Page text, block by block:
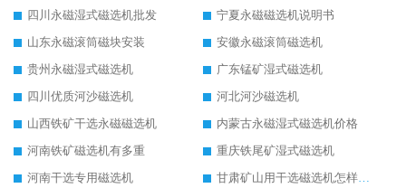
四川永磁湿式磁选机批发
宁夏永磁磁选机说明书
山东永磁滚筒磁块安装
安徽永磁滚筒磁选机
贵州永磁湿式磁选机
广东锰矿湿式磁选机
四川优质河沙磁选机
河北河沙磁选机
山西铁矿干选永磁磁选机
内蒙古永磁湿式磁选机价格
河南铁矿磁选机有多重
重庆铁尾矿湿式磁选机
河南干选专用磁选机
甘肃矿山用干选磁选机怎样调磁